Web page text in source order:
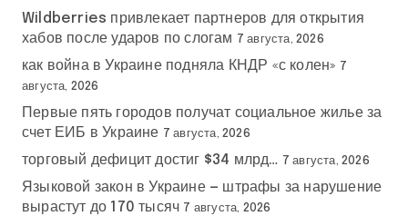
Wildberries привлекает партнеров для открытия
хабов после ударов по слогам 7 августа, 2026
как война в Украине подняла КНДР «с колен» 7
августа, 2026
Первые пять городов получат социальное жилье за
счет ЕИБ в Украине 7 августа, 2026
торговый дефицит достиг $34 млрд… 7 августа, 2026
Языковой закон в Украине — штрафы за нарушение
вырастут до 170 тысяч 7 августа, 2026